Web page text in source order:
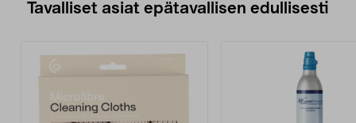
Tavalliset asiat epätavallisen edullisesti